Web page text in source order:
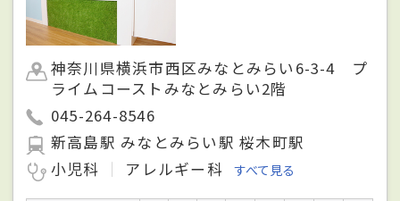
神奈川県横浜市西区みなとみらい6-3-4 プ
ライムコーストみなとみらい2階
045-264-8546
新高島駅 みなとみらい駅 桜木町駅
小児科
アレルギー科 すべて見る